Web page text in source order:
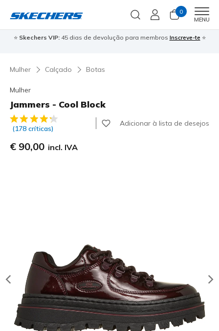
0
MENU
⭐ Skechers VIP:45 dias de devolução para membros Inscreve-te ⭐
Mulher Calçado Botas
Mulher
Jammers - Cool Block
3$3 de 5 – Classificação do cliente
(178 críticas)
Adicionar à lista de desejos
€ 90,00 incl. IVA